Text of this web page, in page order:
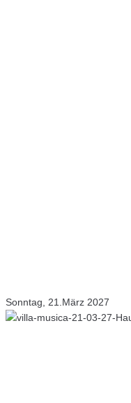
Sonntag, 21.März 2027